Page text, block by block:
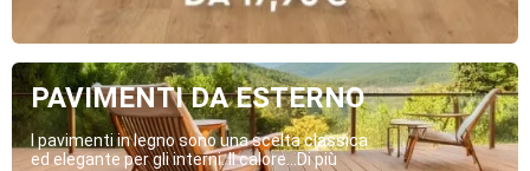
PAVIMENTI DA ESTERNO
I pavimenti in legno sono una scelta classica
ed elegante per gli interni. Il calore...Di più